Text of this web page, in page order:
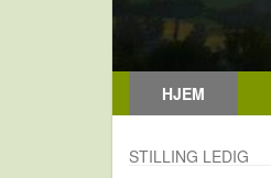
HJEM
STILLING LEDIG